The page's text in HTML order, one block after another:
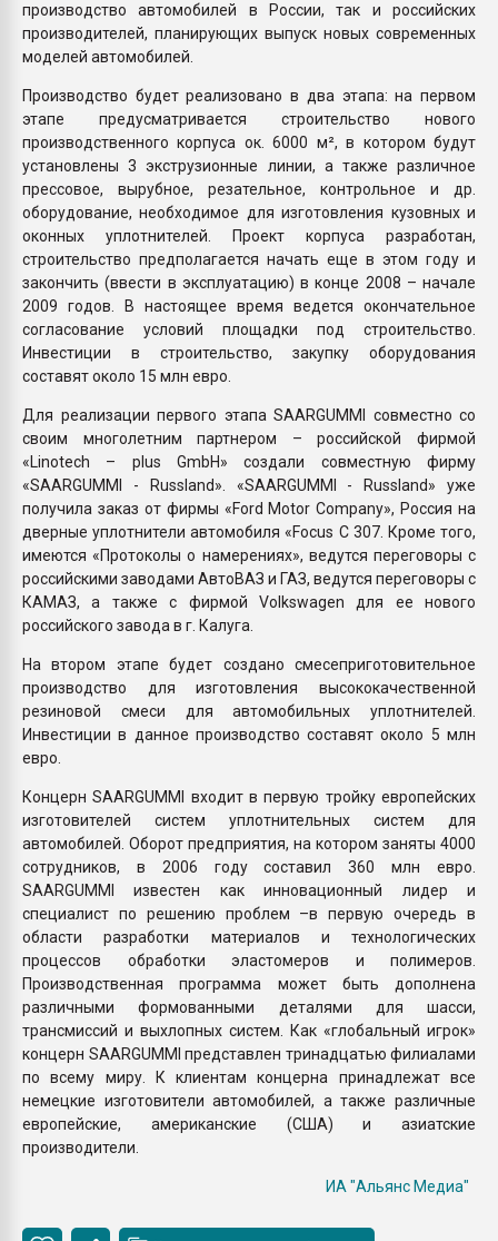
производство автомобилей в России, так и российских
производителей, планирующих выпуск новых современных
моделей автомобилей.
Производство будет реализовано в два этапа: на первом
этапе предусматривается строительство нового
производственного корпуса ок. 6000 м², в котором будут
установлены 3 экструзионные линии, а также различное
прессовое, вырубное, резательное, контрольное и др.
оборудование, необходимое для изготовления кузовных и
оконных уплотнителей. Проект корпуса разработан,
строительство предполагается начать еще в этом году и
закончить (ввести в эксплуатацию) в конце 2008 – начале
2009 годов. В настоящее время ведется окончательное
согласование условий площадки под строительство.
Инвестиции в строительство, закупку оборудования
составят около 15 млн евро.
Для реализации первого этапа SAARGUMMI совместно со
своим многолетним партнером – российской фирмой
«Linotech – plus GmbH» создали совместную фирму
«SAARGUMMI - Russland». «SAARGUMMI - Russland» уже
получила заказ от фирмы «Ford Motor Company», Россия на
дверные уплотнители автомобиля «Focus C 307. Кроме того,
имеются «Протоколы о намерениях», ведутся переговоры с
российскими заводами АвтоВАЗ и ГАЗ, ведутся переговоры с
КАМАЗ, а также с фирмой Volkswagen для ее нового
российского завода в г. Калуга.
На втором этапе будет создано смесеприготовительное
производство для изготовления высококачественной
резиновой смеси для автомобильных уплотнителей.
Инвестиции в данное производство составят около 5 млн
евро.
Концерн SAARGUMMI входит в первую тройку европейских
изготовителей систем уплотнительных систем для
автомобилей. Оборот предприятия, на котором заняты 4000
сотрудников, в 2006 году составил 360 млн евро.
SAARGUMMI известен как инновационный лидер и
специалист по решению проблем –в первую очередь в
области разработки материалов и технологических
процессов обработки эластомеров и полимеров.
Производственная программа может быть дополнена
различными формованными деталями для шасси,
трансмиссий и выхлопных систем. Как «глобальный игрок»
концерн SAARGUMMI представлен тринадцатью филиалами
по всему миру. К клиентам концерна принадлежат все
немецкие изготовители автомобилей, а также различные
европейские, американские (США) и азиатские
производители.
ИА "Альянс Медиа"